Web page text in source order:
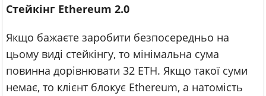
Стейкінг Ethereum 2.0
Якщо бажаєте заробити безпосередньо на
цьому виді стейкінгу, то мінімальна сума
повинна дорівнювати 32 ETH. Якщо такої суми
немає, то клієнт блокує Ethereum, а натомість